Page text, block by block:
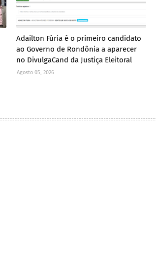
Adailton Fúria é o primeiro candidato
ao Governo de Rondônia a aparecer
no DivulgaCand da Justiça Eleitoral
Agosto 05, 2026